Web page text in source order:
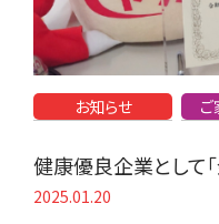
お知らせ
健康優良企業として
2025.01.20